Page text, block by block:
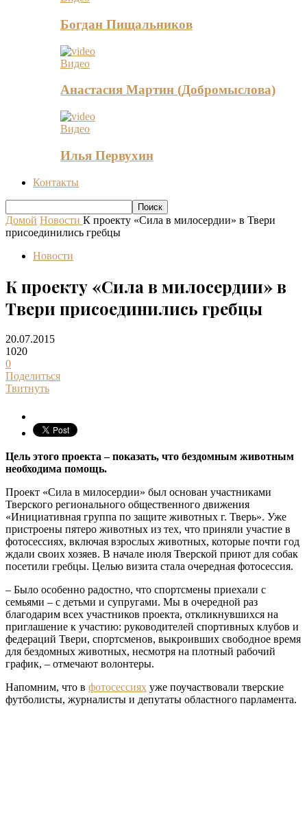
Богдан Пищальников
Видео
Анастасия Мартин (Добромыслова)
Видео
Илья Первухин
Контакты
Домой Новости К проекту «Сила в милосердии» в Твери
присоединились гребцы
Новости
К проекту «Сила в милосердии» в
Твери присоединились гребцы
20.07.2015
1020
0
Поделиться
Твитнуть
Цель этого проекта – показать, что бездомным животным
необходима помощь.
Проект «Сила в милосердии» был основан участниками
Тверского регионального общественного движения
«Инициативная группа по защите животных г. Тверь». Уже
пристроены пятеро животных из тех, что приняли участие в
фотосессиях, включая взрослых животных, которые почти год
ждали своих хозяев. В начале июля Тверской приют для собак
посетили гребцы. Целью визита стала очередная фотосессия.
– Было особенно радостно, что спортсмены приехали с
семьями – с детьми и супругами. Мы в очередной раз
благодарим всех участников проекта, откликнувшихся на
приглашение к участию: руководителей спортивных клубов и
федераций Твери, спортсменов, выкроивших свободное время
для бездомных животных, несмотря на плотный рабочий
график, – отмечают волонтеры.
Напомним, что в фотосессиях уже поучаствовали тверские
футболисты, журналисты и депутаты областного парламента.